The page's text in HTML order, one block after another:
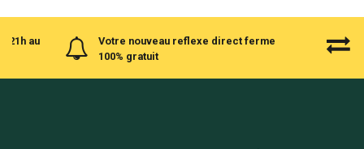
21h au
Votre nouveau reflexe direct ferme
100% gratuit